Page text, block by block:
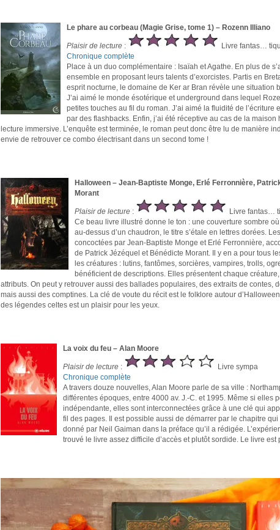
Le phare au corbeau (Magie Grise, tome 1) – Rozenn Illiano
Plaisir de lecture :
Livre fantas…
Chronique complète
Place à un duo complémentaire : Isaïah et Agathe. En plus de
ensemble en proposant leurs talents d’exorcistes. Partis en
esprit nocturne, le domaine de Ker ar Bran révèle une situation
J’ai aimé le monde ésotérique et underground dans lequel
petites touches au fil du roman. J’ai aimé la fluidité de l’écriture
par des flashbacks. Enfin, j’ai été réceptive au cas de la maison
lecture immersive. L’enquête est terminée, le roman peut donc être lu de manière
envie de retrouver ce combo électrisant dans un second tome !
Halloween – Jean-Baptiste Monge, Erlé Ferronnière,
Morant
Plaisir de lecture :
Livre fantas…
Ce beau livre illustré donne le ton : une couverture sombre
au-dessus d’un chaudron, le titre s’étale en lettres dorées.
concoctées par Jean-Baptiste Monge et Erlé Ferronnière,
de Patrick Jézéquel et Bénédicte Morant. Il y en a pour tous
les créatures : lutins, fantômes, sorcières, vampires, trolls,
bénéficient de descriptions. Elles présentent chaque
attributs. On peut y retrouver aussi des ballades populaires, des extraits de contes,
mais aussi des comptines. La clé de voute du récit est le folklore autour
des légendes celtes est un plaisir pour les yeux.
La voix du feu – Alan Moore
Plaisir de lecture :
Livre sympa
Chronique complète
A travers douze nouvelles, Alan Moore parle de sa ville :
différentes époques, entre 4000 av. J.-C. et 1995. Même si elles
indépendante, elles sont interconnectées grâce à une clé qui
fil des pages. Il est possible aussi de démarrer par le chapitre qui
donné par Neil Gaiman dans la préface qu’il a rédigée.
trouvé le livre assez difficile d’accès et plutôt sordide. Le livre